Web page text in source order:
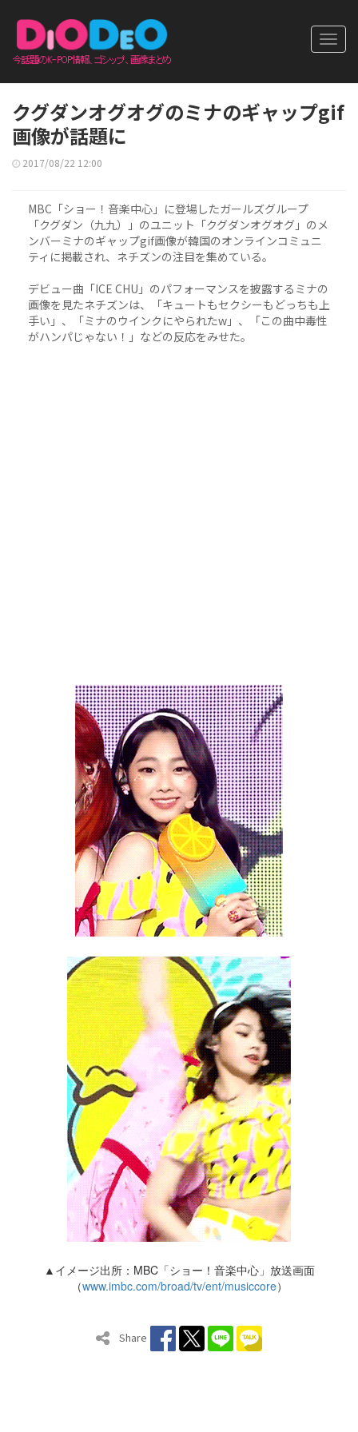
クグダンオグオグのミナのギャップgif
画像が話題に
2017/08/22 12:00
MBC「ショー！音楽中心」に登場したガールズグループ
「クグダン（九九）」のユニット「クグダンオグオグ」のメ
ンバーミナのギャップgif画像が韓国のオンラインコミュニ
ティに掲載され、ネチズンの注目を集めている。
デビュー曲「ICE CHU」のパフォーマンスを披露するミナの
画像を見たネチズンは、「キュートもセクシーもどっちも上
手い」、「ミナのウインクにやられたw」、「この曲中毒性
がハンパじゃない！」などの反応をみせた。
▲イメージ出所：MBC「ショー！音楽中心」放送画面
（www.imbc.com/broad/tv/ent/musiccore）
Share